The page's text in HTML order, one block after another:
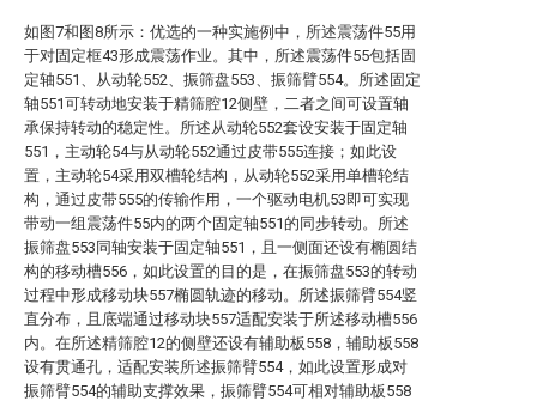
如图7和图8所示：优选的一种实施例中，所述震荡件55用
于对固定框43形成震荡作业。其中，所述震荡件55包括固
定轴551、从动轮552、振筛盘553、振筛臂554。所述固定
轴551可转动地安装于精筛腔12侧壁，二者之间可设置轴
承保持转动的稳定性。所述从动轮552套设安装于固定轴
551，主动轮54与从动轮552通过皮带555连接；如此设
置，主动轮54采用双槽轮结构，从动轮552采用单槽轮结
构，通过皮带555的传输作用，一个驱动电机53即可实现
带动一组震荡件55内的两个固定轴551的同步转动。所述
振筛盘553同轴安装于固定轴551，且一侧面还设有椭圆结
构的移动槽556，如此设置的目的是，在振筛盘553的转动
过程中形成移动块557椭圆轨迹的移动。所述振筛臂554竖
直分布，且底端通过移动块557适配安装于所述移动槽556
内。在所述精筛腔12的侧壁还设有辅助板558，辅助板558
设有贯通孔，适配安装所述振筛臂554，如此设置形成对
振筛臂554的辅助支撑效果，振筛臂554可相对辅助板558